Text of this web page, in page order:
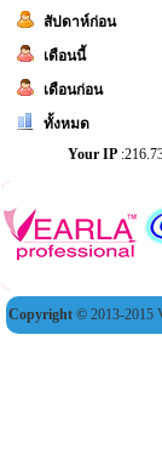
สัปดาห์ก่อน
เดือนนี้
เดือนก่อน
ทั้งหมด
Your IP
Copyright © 2013-2015